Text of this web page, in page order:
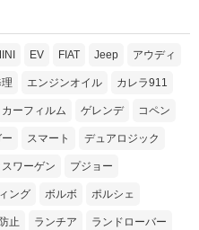
EV FIAT Jeep アウディ
エンジンオイル カレラ911
カーフィルム ゲレンデ コペン
スマート デュアロジック
ワーゲン プジョー
ング ボルボ ポルシェ
止 ランチア ランドローバー